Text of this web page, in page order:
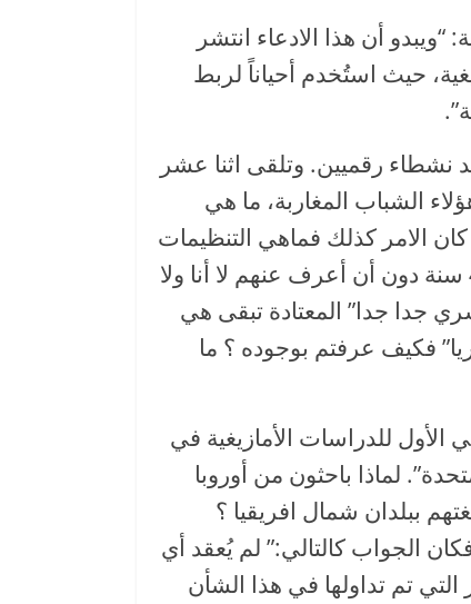
“ويبدو أن هذا الادعاء انتشر
حيث استُخدم أحياناً لربط
نشطاء رقميين. وتلقى اثنا عشر
الشباب المغاربة، ما هي
الامر كذلك فماهي التنظيمات
التي ينتمون إليها ؟ وكيف أعمل في مجال الأمازيغية منذ 46 سنة دون أن أعرف عنهم لا أنا ولا
جدا جدا” المعتادة تبقى هي
فكيف عرفتم بوجوده ؟ ما
عُقد المؤتمر الدولي الأول للدراسات الأمازيغية في
لماذا باحثون من أوروبا
ببلدان شمال افريقيا ؟
الجواب كالتالي:” لم يُعقد أي
التي تم تداولها في هذا الشأن